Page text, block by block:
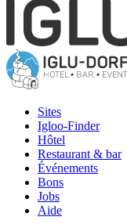
Sites
Igloo-Finder
Hôtel
Restaurant & bar
Événements
Bons
Jobs
Aide